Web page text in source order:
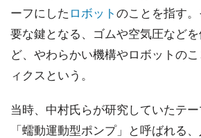
ーフにした ロボット のことを指す
要な鍵となる、ゴムや空気圧など
ど、やわらかい機構やロボットの
ィクスという。
当時、中村氏らが研究していたテー
「蠕動運動型ポンプ」と呼ばれる